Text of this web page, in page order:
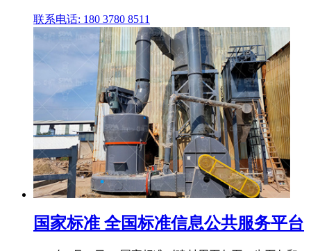
联系电话: 180 3780 8511
国家标准 全国标准信息公共服务平台